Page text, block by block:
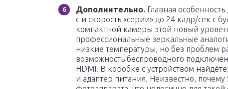
Дополнительно. Главная
с и скорость «серии» до 24 кадр/сек с
компактной камеры этой новый
профессиональные зеркальные
низкие температуры, но без проблем
возможность беспроводного
HDMI. В коробке с устройством
и адаптер питания. Неизвестно,